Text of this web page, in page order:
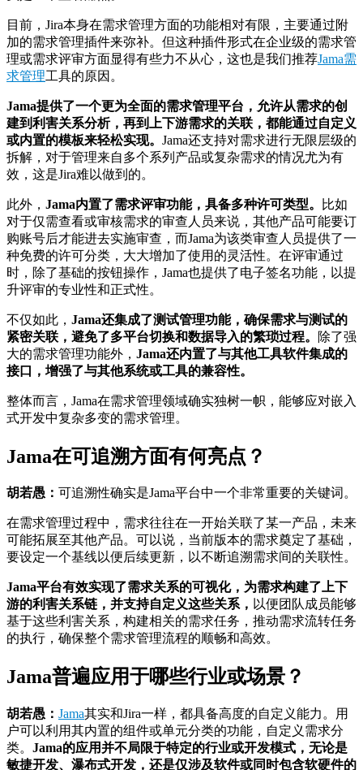
目前，Jira本身在需求管理方面的功能相对有限，主要通过附
加的需求管理插件来弥补。但这种插件形式在企业级的需求管
理或需求评审方面显得有些力不从心，这也是我们推荐Jama需
求管理工具的原因。
Jama提供了一个更为全面的需求管理平台，允许从需求的创
建到利害关系分析，再到上下游需求的关联，都能通过自定义
或内置的模板来轻松实现。 Jama还支持对需求进行无限层级的
拆解，对于管理来自多个系列产品或复杂需求的情况尤为有
效，这是Jira难以做到的。
此外， Jama内置了需求评审功能，具备多种许可类型。
比如
对于仅需查看或审核需求的审查人员来说，其他产品可能要订
购账号后才能进去实施审查，而Jama为该类审查人员提供了一
种免费的许可分类，大大增加了使用的灵活性。在评审通过
时，除了基础的按钮操作，Jama也提供了电子签名功能，以提
升评审的专业性和正式性。
不仅如此， Jama还集成了测试管理功能，确保需求与测试的
紧密关联，避免了多平台切换和数据导入的繁琐过程。
除了强
大的需求管理功能外， Jama还内置了与其他工具软件集成的
接口，增强了与其他系统或工具的兼容性。
整体而言，Jama在需求管理领域确实独树一帜，能够应对嵌入
式开发中复杂多变的需求管理。
Jama在可追溯方面有何亮点？
胡若愚： 可追溯性确实是Jama平台中一个非常重要的关键词。
在需求管理过程中，需求往往在一开始关联了某一产品，未来
可能拓展至其他产品。可以说，当前版本的需求奠定了基础，
要设定一个基线以便后续更新，以不断追溯需求间的关联性。
Jama平台有效实现了需求关系的可视化，为需求构建了上下
游的利害关系链，并支持自定义这些关系， 以便团队成员能够
基于这些利害关系，构建相关的需求任务，推动需求流转任务
的执行，确保整个需求管理流程的顺畅和高效。
Jama普遍应用于哪些行业或场景？
胡若愚： Jama其实和Jira一样，都具备高度的自定义能力。用
户可以利用其内置的组件或单元分类的功能，自定义需求分
类。 Jama的应用并不局限于特定的行业或开发模式，无论是
敏捷开发、 瀑布式开发 ，还是仅涉及软件或同时包含软硬件的